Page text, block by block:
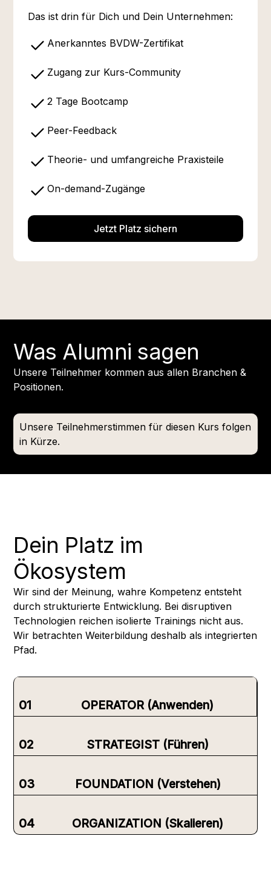
Das ist drin für Dich und Dein Unternehmen:
Anerkanntes BVDW-Zertifikat
Zugang zur Kurs-Community
2 Tage Bootcamp
Peer-Feedback
Theorie- und umfangreiche Praxisteile
On-demand-Zugänge
Jetzt Platz sichern
Was Alumni sagen
Unsere Teilnehmer kommen aus allen Branchen &
Positionen.
Unsere Teilnehmerstimmen für diesen Kurs folgen
in Kürze.
Dein Platz im
Ökosystem
Wir sind der Meinung, wahre Kompetenz entsteht
durch strukturierte Entwicklung. Bei disruptiven
Technologien reichen isolierte Trainings nicht aus.
Wir betrachten Weiterbildung deshalb als integrierten
Pfad.
01 OPERATOR (Anwenden)
Für Fachkräfte &
Expert*innen
AlsAI Visual Content Creatorbist Du
Umsetzung, Qualität und
Produktionsreife. Du überführst
02 STRATEGIST (Führen)
Für
Entscheider*innen
& C-Level
03 FOUNDATION (Verstehen)
Für die breite
Belegschaft
04 ORGANIZATION (Skalieren)